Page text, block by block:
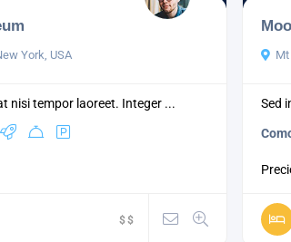
York, USA
nisi tempor laoreet. Integer ...
$$
Mt
Sed